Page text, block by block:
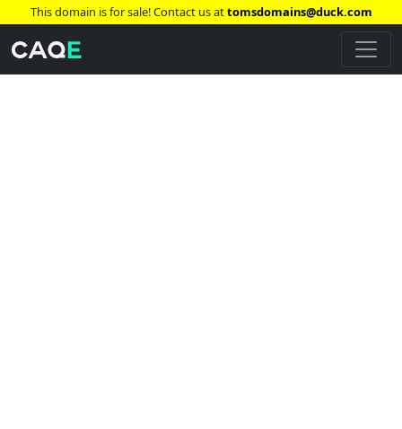
This domain is for sale! Contact us attomsdomains@duck.com